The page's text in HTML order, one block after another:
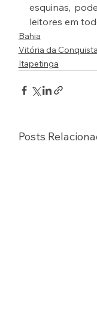
esquinas,
leitores em
Bahia
Vitória da Conquista
Itapetinga
Posts